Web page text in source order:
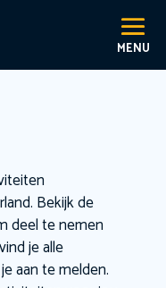
Bekijk de
deel te nemen
je alle
aan te melden.